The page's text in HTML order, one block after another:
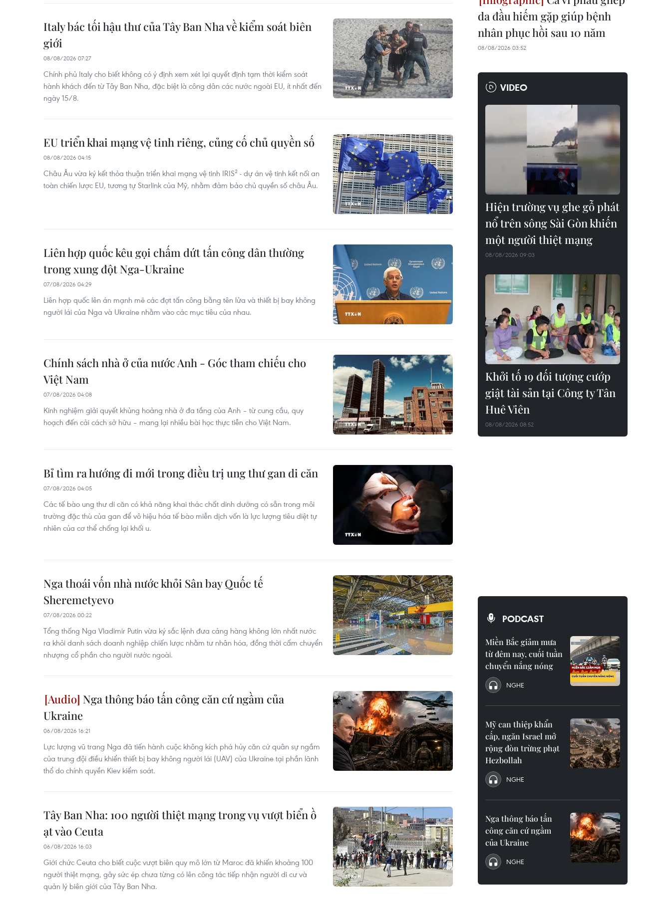
Italy bác tối hậu thư của Tây Ban Nha về kiểm soát biên
giới
08/08/2026 07:27
Chính phủ Italy cho biết không có ý định xem xét lại quyết định tạm thời kiểm soát
hành khách đến từ Tây Ban Nha, đặc biệt là công dân các nước ngoài EU, ít nhất đến
ngày 15/8.
EU triển khai mạng vệ tinh riêng, củng cố chủ quyền số
08/08/2026 04:15
Châu Âu vừa ký kết thỏa thuận triển khai mạng vệ tinh IRIS² - dự án vệ tinh kết nối an
toàn chiến lược EU, tương tự Starlink của Mỹ, nhằm đảm bảo chủ quyền số châu Âu.
Liên hợp quốc kêu gọi chấm dứt tấn công dân thường
trong xung đột Nga-Ukraine
07/08/2026 04:29
Liên hợp quốc lên án mạnh mẽ các đợt tấn công bằng tên lửa và thiết bị bay không
người lái của Nga và Ukraine nhằm vào các mục tiêu của nhau.
Chính sách nhà ở của nước Anh - Góc tham chiếu cho
Việt Nam
07/08/2026 04:08
Kinh nghiệm giải quyết khủng hoảng nhà ở đa tầng của Anh – từ cung cầu, quy
hoạch đến cải cách sở hữu – mang lại nhiều bài học thực tiễn cho Việt Nam.
Bỉ tìm ra hướng đi mới trong điều trị ung thư gan di căn
07/08/2026 04:05
Các tế bào ung thư di căn có khả năng khai thác chất dinh dưỡng có sẵn trong môi
trường đặc thù của gan để vô hiệu hóa tế bào miễn dịch vốn là lực lượng tiêu diệt tự
nhiên của cơ thể chống lại khối u.
Nga thoái vốn nhà nước khỏi Sân bay Quốc tế
Sheremetyevo
07/08/2026 00:22
Tổng thống Nga Vladimir Putin vừa ký sắc lệnh đưa cảng hàng không lớn nhất nước
ra khỏi danh sách doanh nghiệp chiến lược nhằm tư nhân hóa, đồng thời cấm chuyển
nhượng cổ phần cho người nước ngoài.
Nga thông báo tấn công căn cứ ngầm của
Ukraine
06/08/2026 16:21
Lực lượng vũ trang Nga đã tiến hành cuộc không kích phá hủy căn cứ quân sự ngầm
của trung đội điều khiển thiết bị bay không người lái (UAV) của Ukraine tại phần lãnh
thổ do chính quyền Kiev kiểm soát.
Tây Ban Nha: 100 người thiệt mạng trong vụ vượt biển ồ
ạt vào Ceuta
06/08/2026 16:03
Giới chức Ceuta cho biết cuộc vượt biên quy mô lớn từ Maroc đã khiến khoảng 100
người thiệt mạng, gây sức ép chưa từng có lên công tác tiếp nhận người di cư và
quản lý biên giới của Tây Ban Nha.
da đầu hiếm gặp giúp bệnh
nhân phục hồi sau 10 năm
08/08/2026 03:52
VIDEO
Hiện trường vụ ghe gỗ phát
nổ trên sông Sài Gòn khiến
một người thiệt mạng
08/08/2026 09:03
Khởi tố 19 đối tượng cướp
giật tài sản tại Công ty Tân
Huê Viên
08/08/2026 08:52
PODCAST
Miền Bắc giảm mưa
từ đêm nay, cuối tuần
chuyển nắng nóng
NGHE
Mỹ can thiệp khẩn
cấp, ngăn Israel mở
rộng đòn trừng phạt
Hezbollah
NGHE
Nga thông báo tấn
công căn cứ ngầm
của Ukraine
NGHE